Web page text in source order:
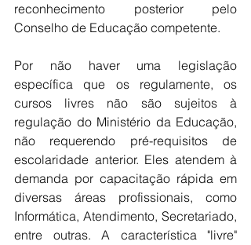
reconhecimento posterior pelo
Conselho de Educação competente.
Por não haver uma legislação
específica que os regulamente, os
cursos livres não são sujeitos à
regulação do Ministério da Educação,
não requerendo pré-requisitos de
escolaridade anterior. Eles atendem à
demanda por capacitação rápida em
diversas áreas profissionais, como
Informática, Atendimento, Secretariado,
entre outras. A característica "livre"